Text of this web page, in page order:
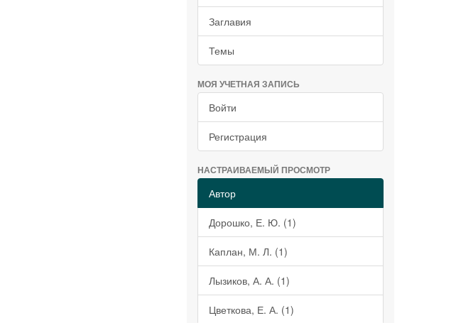
Заглавия
Темы
МОЯ УЧЕТНАЯ ЗАПИСЬ
Войти
Регистрация
НАСТРАИВАЕМЫЙ ПРОСМОТР
Автор
Дорошко, Е. Ю. (1)
Каплан, М. Л. (1)
Лызиков, А. А. (1)
Цветкова, Е. А. (1)